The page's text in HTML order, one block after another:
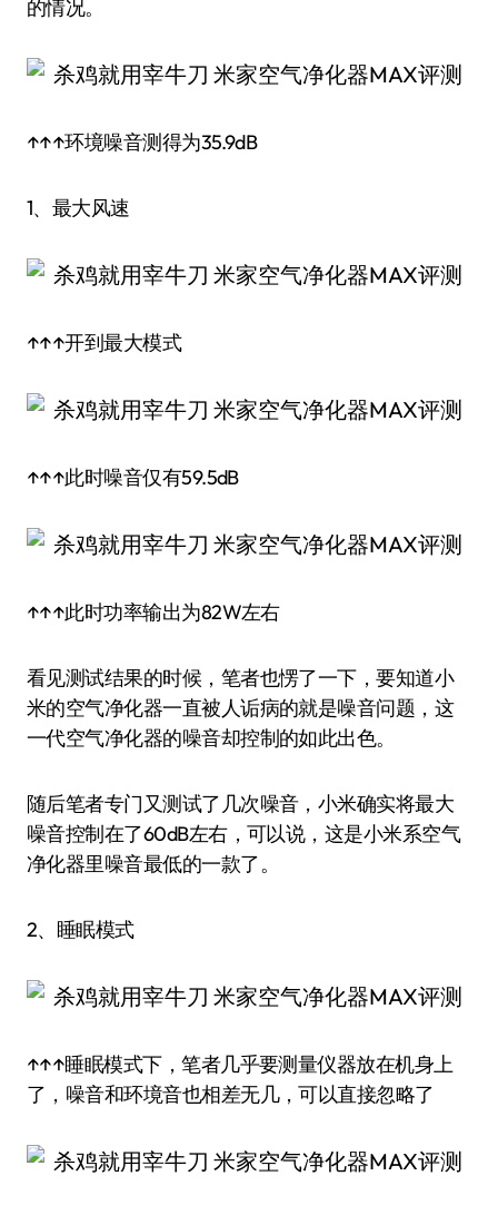
的情况。
↑↑↑环境噪音测得为35.9dB
1、最大风速
↑↑↑开到最大模式
↑↑↑此时噪音仅有59.5dB
↑↑↑此时功率输出为82W左右
看见测试结果的时候，笔者也愣了一下，要知道小
米的空气净化器一直被人诟病的就是噪音问题，这
一代空气净化器的噪音却控制的如此出色。
随后笔者专门又测试了几次噪音，小米确实将最大
噪音控制在了60dB左右，可以说，这是小米系空气
净化器里噪音最低的一款了。
2、睡眠模式
↑↑↑睡眠模式下，笔者几乎要测量仪器放在机身上
了，噪音和环境音也相差无几，可以直接忽略了